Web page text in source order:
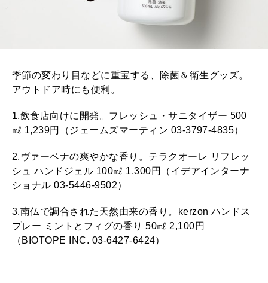
季節の変わり目などに重宝する、除菌＆衛生グッズ。
アウトドア時にも便利。
1.飲食店向けに開発。フレッシュ・サニタイザー 500
㎖ 1,239円（ジェームズマーティン 03-3797-4835）
2.ヴァーベナの爽やかな香り。テラクオーレ リフレッ
シュ ハンドジェル 100㎖ 1,300円（イデアインターナ
ショナル 03-5446-9502）
3.南仏で調合された天然由来の香り。kerzon ハンドス
プレー ミントとフィグの香り 50㎖ 2,100円
（BIOTOPE INC. 03-6427-6424）